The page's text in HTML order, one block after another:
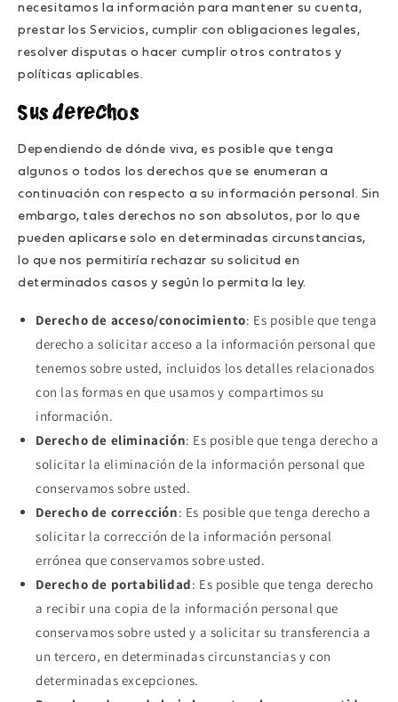
necesitamos la información para mantener su cuenta,
prestar los Servicios, cumplir con obligaciones legales,
resolver disputas o hacer cumplir otros contratos y
políticas aplicables.
Sus derechos
Dependiendo de dónde viva, es posible que tenga
algunos o todos los derechos que se enumeran a
continuación con respecto a su información personal. Sin
embargo, tales derechos no son absolutos, por lo que
pueden aplicarse solo en determinadas circunstancias,
lo que nos permitiría rechazar su solicitud en
determinados casos y según lo permita la ley.
Derecho de acceso/conocimiento: Es posible que tenga
derecho a solicitar acceso a la información personal que
tenemos sobre usted, incluidos los detalles relacionados
con las formas en que usamos y compartimos su
información.
Derecho de eliminación: Es posible que tenga derecho a
solicitar la eliminación de la información personal que
conservamos sobre usted.
Derecho de corrección: Es posible que tenga derecho a
solicitar la corrección de la información personal
errónea que conservamos sobre usted.
Derecho de portabilidad: Es posible que tenga derecho
a recibir una copia de la información personal que
conservamos sobre usted y a solicitar su transferencia a
un tercero, en determinadas circunstancias y con
determinadas excepciones.